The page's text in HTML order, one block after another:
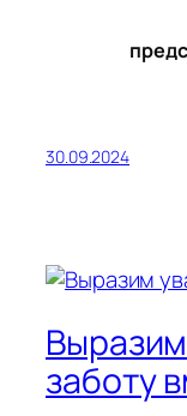
30.09.2024
заботу